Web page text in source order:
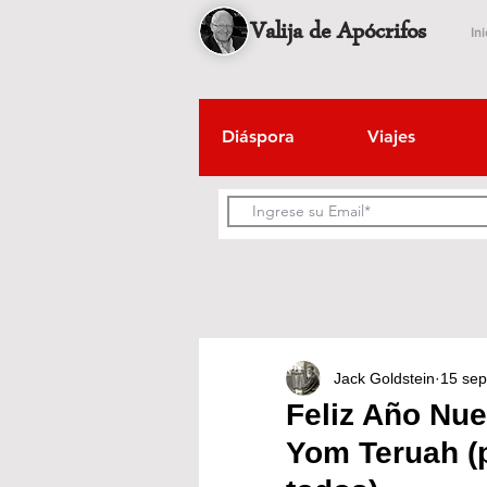
Valija de Apócrifos
Diáspora Viajes
Feliz Año
Yom Teruah
Jack Goldstein 15